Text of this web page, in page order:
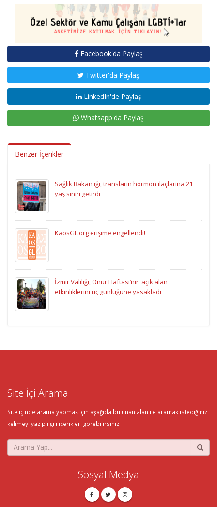
Facebook'da Paylaş
Twitter'da Paylaş
LinkedIn'de Paylaş
Whatsapp'da Paylaş
Benzer İçerikler
Sağlık Bakanlığı, transların hormon ilaçlarına 21
yaş sınırı getirdi
KaosGL.org erişime engellendi!
İzmir Valiliği, Onur Haftası’nın açık alan
etkinliklerini üç günlüğüne yasakladı
Site İçi Arama
Site içinde arama yapmak için aşağıda bulunan alan ile aramak istediğiniz
kelimeyi yazıp ilgili içerikleri görebilirsiniz.
Sosyal Medya